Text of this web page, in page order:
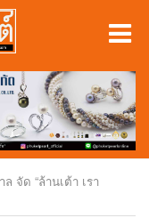
จัด “ล้านเต้า เรา